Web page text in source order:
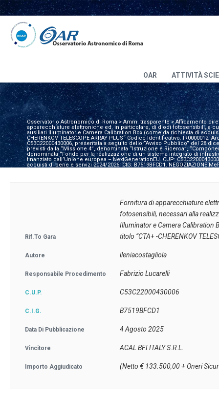
OAR ATTIVITÀ
Osservatorio Astronomico di Roma>Amm. trasparente>Affidamento
apparecchiature elettroniche ed, in particolare, di diodi fotosensibili, a
ausiliari Illuminator e Camera Calibration Box (come da richiesta di
CHERENKOV TELESCOPE ARRAY PLUS“ Codice Identificativo:
C53C22000430006, presentata a seguito dello “Avviso Pubblico” del 28
previsti dalla “Missione 4”, denominata “Istruzione e Ricerca”,
denominata “Fondo per la realizzazione di un sistema integrato di
finanziato dall’Unione europea – NextGenerationEU. CUP:
acquisti di bene e servizi 2024/2026. CIG: B7519BFCD1. NEGOZIAZIONE
Rif.to Gara
Fornitura di apparecchiature
fotosensibili, necessari alla
Illuminator e Camera Calibration
titolo “CTA+ -CHERENKOV
Autore ileniacostagliola
Responsabile Procedimento Fabrizio Lucarelli
C.U.P. C53C22000430006
C.I.G. B7519BFCD1
Data Di Pubblicazione 4 Agosto 2025
Vincitore ACAL BFI ITALY S.R.L.
Importo Aggiudicato (Netto € 133.500,00 + Oneri